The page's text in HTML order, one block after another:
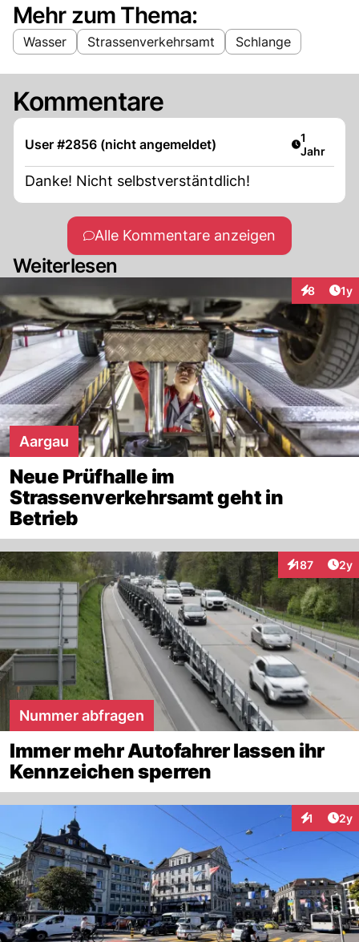
Mehr zum Thema:
Wasser Strassenverkehrsamt Schlange
Kommentare
User #2856 (nicht angemeldet) Artikel
1
Jahr
Danke! Nicht selbstverstäntdlich!
Alle Kommentare anzeigen
Weiterlesen
8 1y
Aargau
Neue Prüfhalle im
Strassenverkehrsamt geht in
Betrieb
187
Interaktionen
2y
Nummer abfragen
Immer mehr Autofahrer lassen ihr
Kennzeichen sperren
1 2y